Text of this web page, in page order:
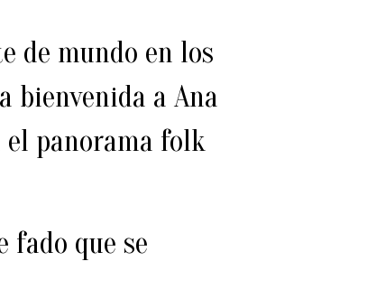
de mundo en los
bienvenida a Ana
el panorama folk
fado que se